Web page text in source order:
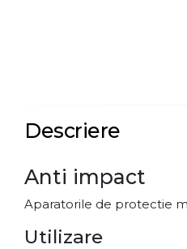
Descriere
Anti impact
Aparatorile de protectie
Utilizare